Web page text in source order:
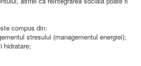
PROGRAME NAȚIONALE
MEDIA
compus din:
stresului (managementul energiei);
hidratare;